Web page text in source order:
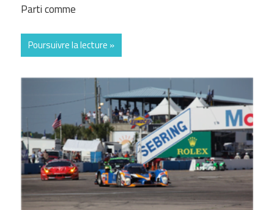
Parti comme
Poursuivre la lecture